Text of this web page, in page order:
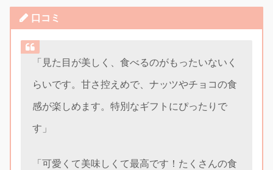
口コミ
「見た目が美しく、食べるのがもったいないく
らいです。甘さ控えめで、ナッツやチョコの食
感が楽しめます。特別なギフトにぴったりで
す」
「可愛くて美味しくて最高です！たくさんの食